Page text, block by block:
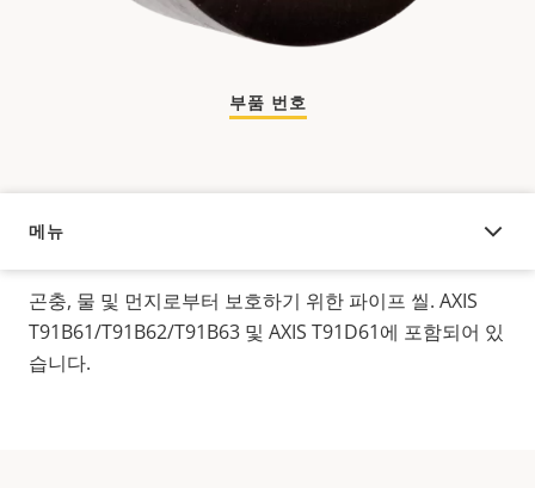
부품 번호
메뉴
오버뷰
곤충, 물 및 먼지로부터 보호하기 위한 파이프 씰. AXIS
T91B61/T91B62/T91B63 및 AXIS T91D61에 포함되어 있
습니다.